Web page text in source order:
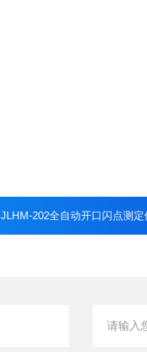
JLHM-202全自动开口闪点测定